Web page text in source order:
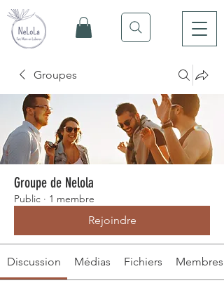
Groupes
Groupe de Nelola
Public · 1 membre
Rejoindre
Discussion Médias Fichiers Membres